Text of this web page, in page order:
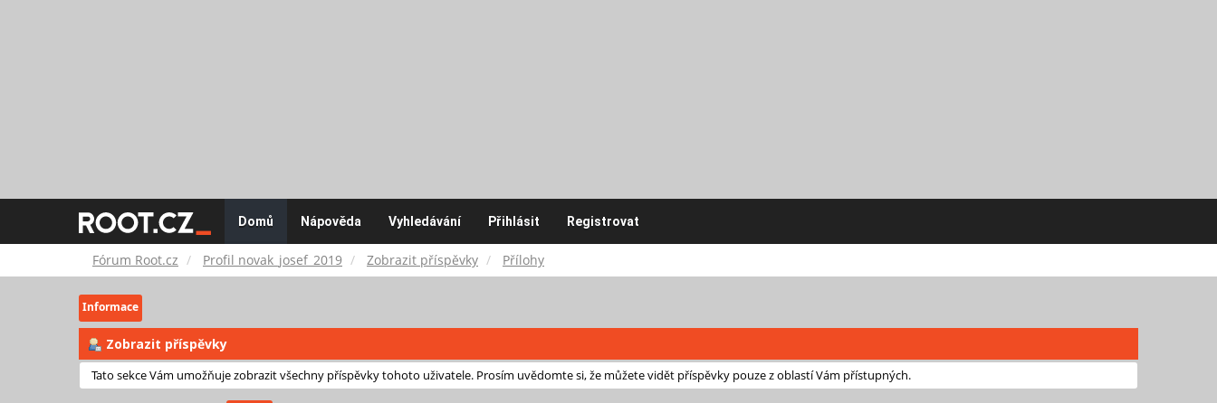
Fórum
Root.cz
Domů Nápověda Vyhledávání Přihlásit Registrovat
Fórum Root.cz Profil novak_josef_2019 Zobrazit příspěvky Přílohy
Informace
Zobrazit příspěvky
Tato sekce Vám umožňuje zobrazit všechny příspěvky tohoto uživatele. Prosím uvědomte si, že můžete vidět příspěvky pouze z oblastí Vám přístupných.